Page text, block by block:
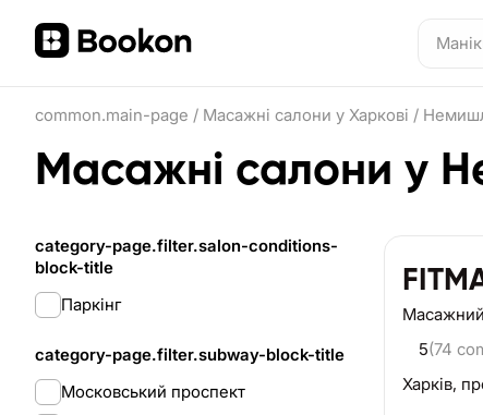
common.main-page / Масажні салони у Харкові /
Масажні салони у
category-page.filter.salon-conditions-
block-title
Паркінг
category-page.filter.subway-block-title
Московський проспект
5(74
Харків,